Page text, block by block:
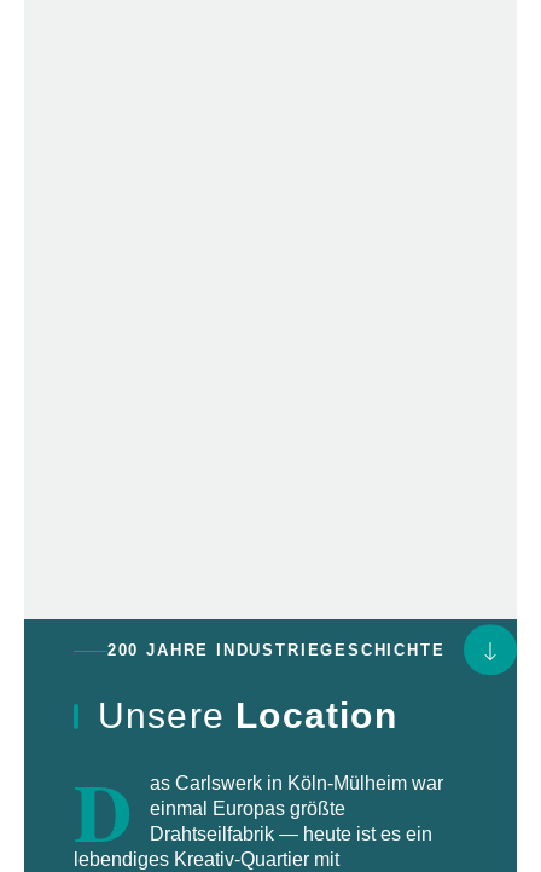
200 JAHRE INDUSTRIEGESCHICHTE
Unsere Location
D
as Carlswerk in Köln-Mülheim war
einmal Europas größte
Drahtseilfabrik — heute ist es ein
lebendiges Kreativ-Quartier mit